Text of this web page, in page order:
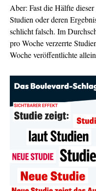
Aber: Fast die Hälfte
Studien oder deren
schlicht falsch. Im
pro Woche verzerrte
Woche veröffentlichte allein